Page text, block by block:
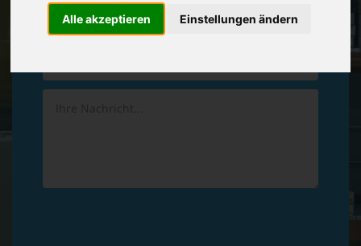
Alle akzeptieren Einstellungen ändern